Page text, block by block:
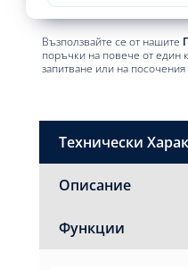
Възползвайте се от нашите
поръчки на повече от един
запитване или на
Технически
Описание
Функции